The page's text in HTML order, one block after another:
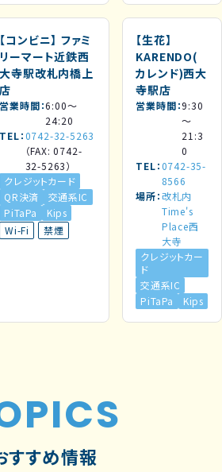
【コンビニ】 ファミ
リーマート近鉄西
大寺駅改札内橋上
店
営業時間 6:00～
24:20
TEL 0742-32-5263
（FAX: 0742-
32-5263）
クレジットカード
QR決済
交通系IC
PiTaPa
Kips
Wi-Fi
禁煙
【生花】
KARENDO(
カレンド)西大
寺駅店
営業時間 9:30
～
21:3
0
TEL 0742-35-
8566
場所 改札内
Time's
Place西
大寺
クレジットカー
ド
交通系IC
PiTaPa
Kips
すすめ情報